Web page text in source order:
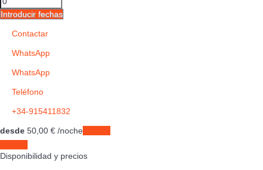
Introducir fechas
Contactar
WhatsApp
WhatsApp
Teléfono
+34-915411832
desde 50, 00 € /noche
Disponibilidad y precios